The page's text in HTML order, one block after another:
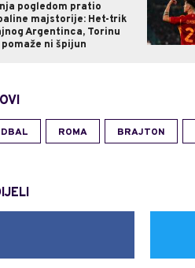
pogledom pratio
majstorije: Het-trik
Argentinca, Torinu
pomaže ni špijun
ROMA BRAJTON